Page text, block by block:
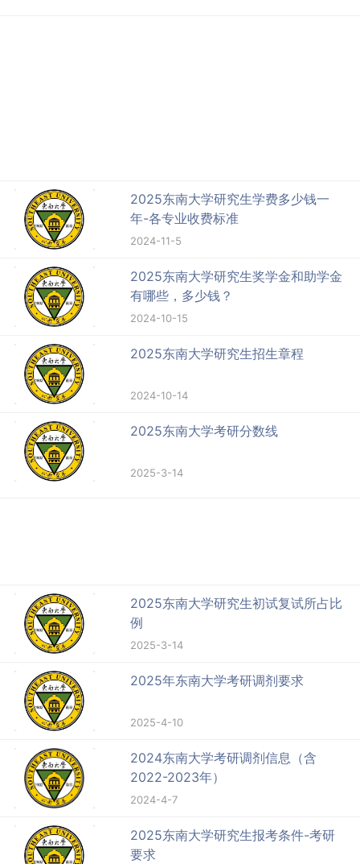
2025东南大学研究生学费多少钱一
年-各专业收费标准
2024-11-5
2025东南大学研究生奖学金和助学金
有哪些，多少钱？
2024-10-15
2025东南大学研究生招生章程
2024-10-14
2025东南大学考研分数线
2025-3-14
2025东南大学研究生初试复试所占比
例
2025-3-14
2025年东南大学考研调剂要求
2025-4-10
2024东南大学考研调剂信息（含
2022-2023年）
2024-4-7
2025东南大学研究生报考条件-考研
要求